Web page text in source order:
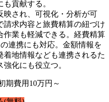
貢献する。
され、可視化・分析が可
求内容と旅費精算の紐づけ
作業も軽減できる。経費精算
の連携にも対応。金額情報を
地情報なども連携されるた
化にも役立つ。
期費用10万円～